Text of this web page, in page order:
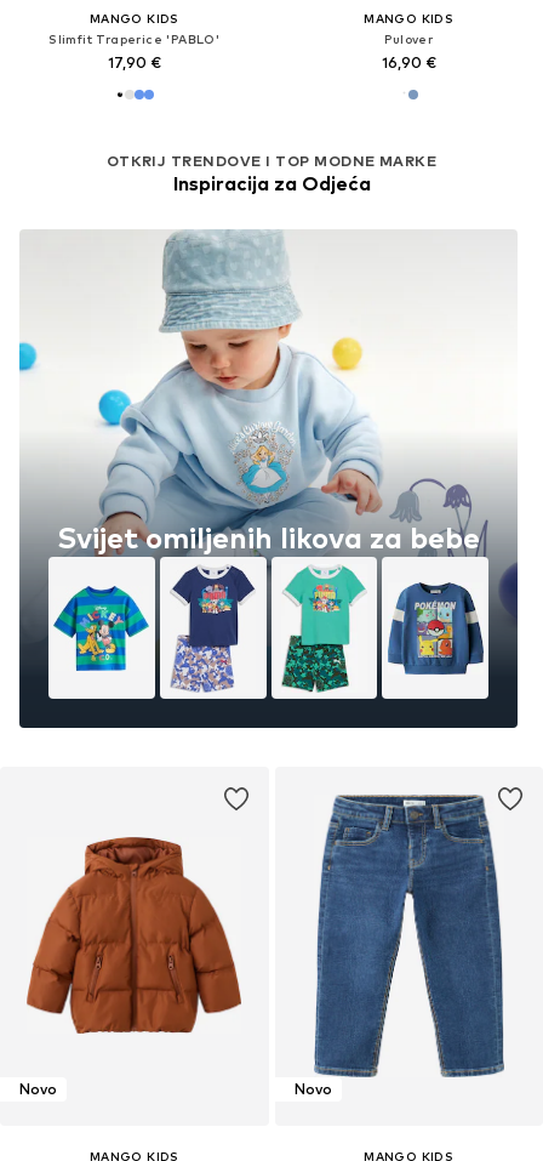
MANGO KIDS
Slimfit Traperice 'PABLO'
17,90 €
OTKRIJ TRENDOVE I TOP MODNE MARKE
Inspiracija za Odjeća
Svijet omiljenih likova za bebe
MANGO KIDS
Pulover
16,90 €
Novo
MANGO KIDS
Novo
MANGO KIDS